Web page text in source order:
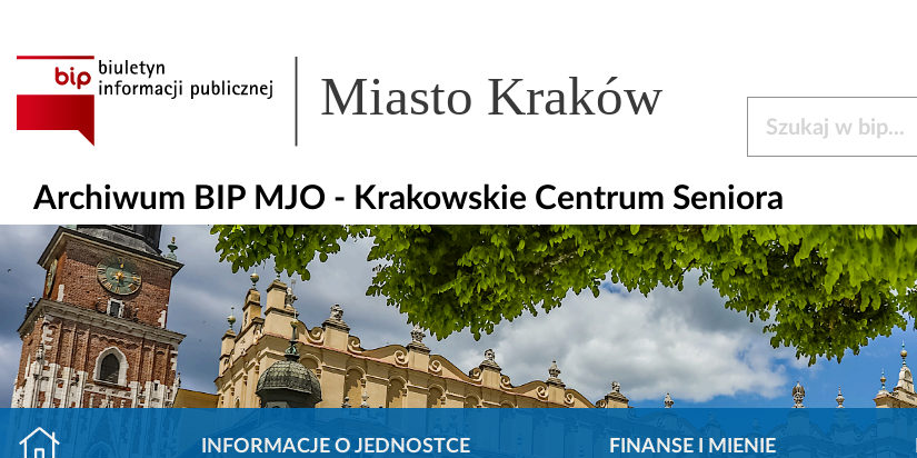
Miasto Kraków
Archiwum BIP MJO - Krakowskie Centrum Seniora
INFORMACJE O JEDNOSTCE FINANSE I MIENIE